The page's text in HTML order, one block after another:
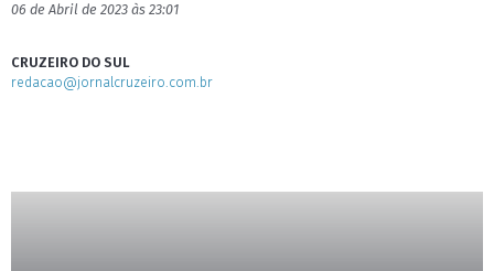
06 de Abril de 2023 às 23:01
CRUZEIRO DO SUL
redacao@jornalcruzeiro.com.br